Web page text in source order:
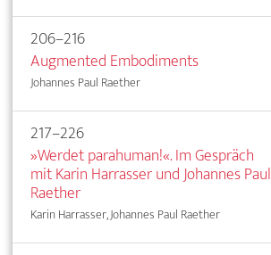
206–216
Augmented Embodiments
Johannes Paul Raether
217–226
»Werdet parahuman!«. Im Gespräch
mit Karin Harrasser und Johannes Paul
Raether
Karin Harrasser, Johannes Paul Raether